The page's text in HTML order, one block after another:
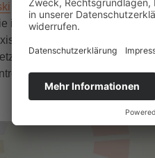
und Aileen Wichmann vom
in der Region zur Stärkung
Einblicken und
wie Kommunen
können.